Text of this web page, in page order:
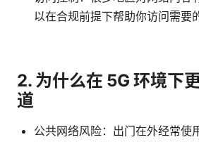
以在合规前提下帮助你访问需要
2. 为什么在 5G 环境下
道
公共网络风险：出门在外经常使